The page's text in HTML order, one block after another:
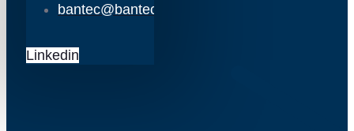
bantec@bantec.es
Linkedin